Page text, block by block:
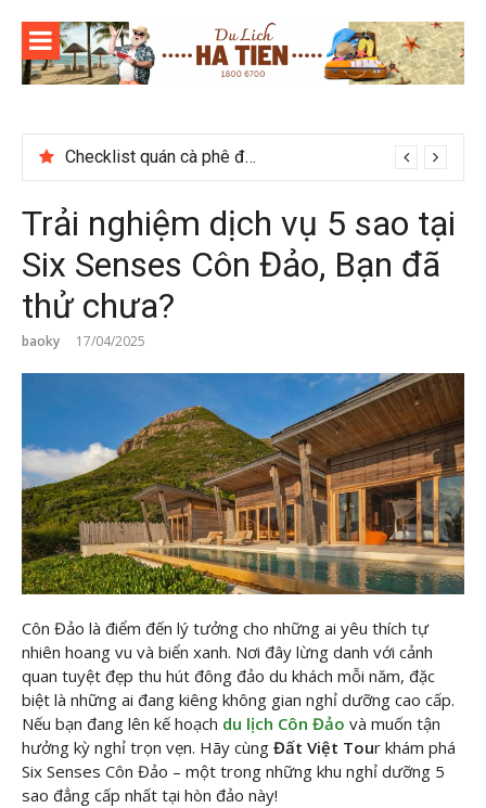
content
Du lịch Sapa: Khám phá bản Ý Linh Hồ độc đáo giữa Tây Bắc
Trải nghiệm dịch vụ 5 sao tại
Six Senses Côn Đảo, Bạn đã
thử chưa?
baoky 17/04/2025
Côn Đảo là điểm đến lý tưởng cho những ai yêu thích tự
nhiên hoang vu và biển xanh. Nơi đây lừng danh với cảnh
quan tuyệt đẹp thu hút đông đảo du khách mỗi năm, đặc
biệt là những ai đang kiêng không gian nghỉ dưỡng cao cấp.
Nếu bạn đang lên kế hoạch du lịch Côn Đảo và muốn tận
hưởng kỳ nghỉ trọn vẹn. Hãy cùng Đất Việt Tour khám phá
Six Senses Côn Đảo – một trong những khu nghỉ dưỡng 5
sao đẳng cấp nhất tại hòn đảo này!